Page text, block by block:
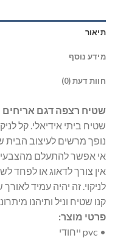
תיאור
מידע נוסף
חוות דעת (0)
שטיח רצפה דגם אריחים
שטיח ביתי אידיאלי. קל
נופך מרשים לעיצוב הבית
אי אפשר להתעלם
אין צורך לדאוג או לפחד
לניקוי. זה יהיה עמיד
קנו שטיח וניל ותיהנו
פרטי מוצר:
• pvc ייחודי